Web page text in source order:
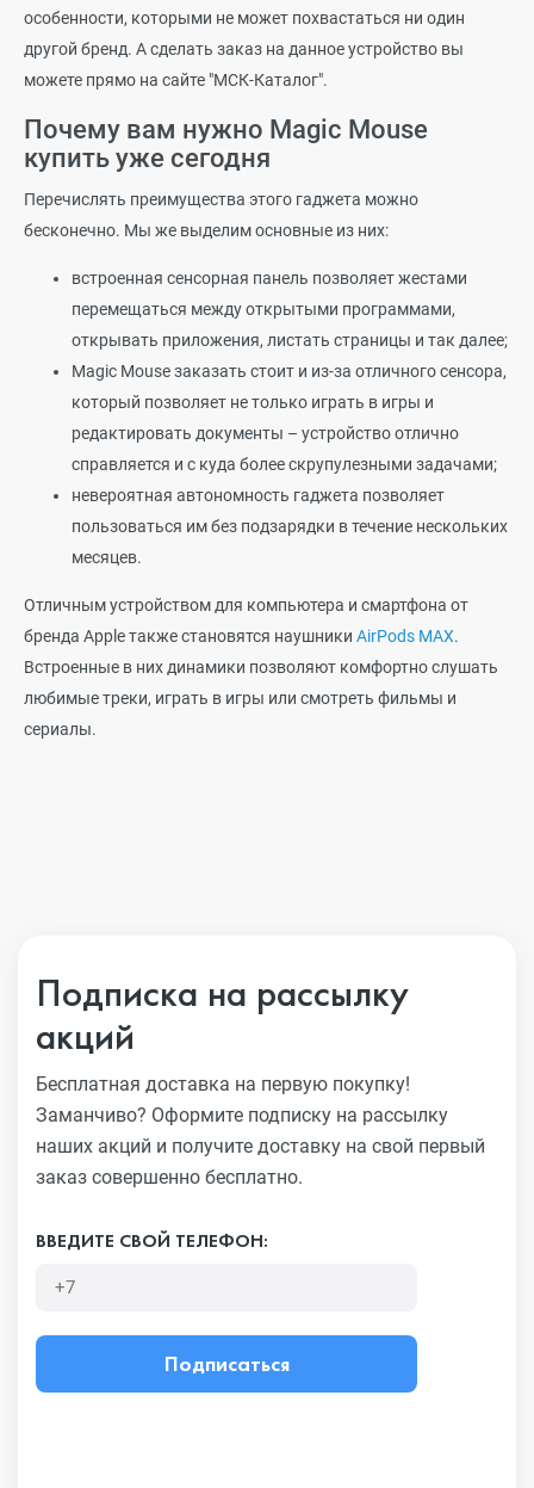
особенности, которыми не может похвастаться ни один
другой бренд. А сделать заказ на данное устройство вы
можете прямо на сайте "МСК-Каталог".
Почему вам нужно Magic Mouse
купить уже сегодня
Перечислять преимущества этого гаджета можно
бесконечно. Мы же выделим основные из них:
встроенная сенсорная панель позволяет жестами
перемещаться между открытыми программами,
открывать приложения, листать страницы и так далее;
Magic Mouse заказать стоит и из-за отличного сенсора,
который позволяет не только играть в игры и
редактировать документы – устройство отлично
справляется и с куда более скрупулезными задачами;
невероятная автономность гаджета позволяет
пользоваться им без подзарядки в течение нескольких
месяцев.
Отличным устройством для компьютера и смартфона от
бренда Apple также становятся наушники AirPods MAX.
Встроенные в них динамики позволяют комфортно слушать
любимые треки, играть в игры или смотреть фильмы и
сериалы.
Подписка на рассылку
акций
Бесплатная доставка на первую покупку!
Заманчиво? Оформите подписку на рассылку
наших акций и получите доставку на свой первый
заказ совершенно бесплатно.
ВВЕДИТЕ СВОЙ ТЕЛЕФОН:
Подписаться